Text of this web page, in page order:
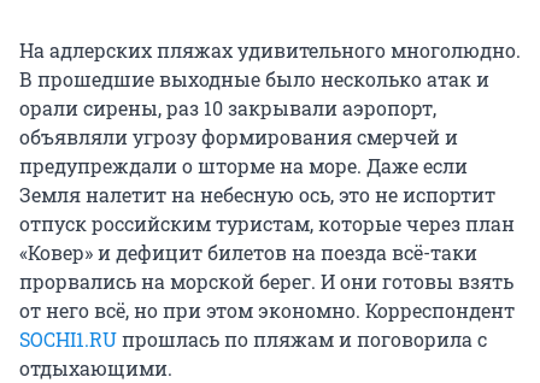
На адлерских пляжах удивительного многолюдно.
В прошедшие выходные было несколько атак и
орали сирены, раз 10 закрывали аэропорт,
объявляли угрозу формирования смерчей и
предупреждали о шторме на море. Даже если
Земля налетит на небесную ось, это не испортит
отпуск российским туристам, которые через план
«Ковер» и дефицит билетов на поезда всё-таки
прорвались на морской берег. И они готовы взять
от него всё, но при этом экономно. Корреспондент
SOCHI1.RUпрошлась по пляжам и поговорила с
отдыхающими.